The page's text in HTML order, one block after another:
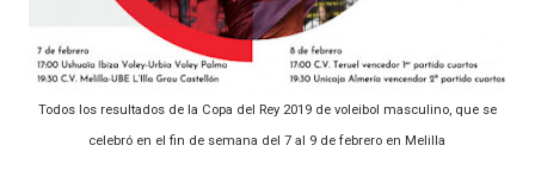
Todos los resultados de la Copa del Rey 2019 de voleibol masculino, que se
celebró en el fin de semana del 7 al 9 de febrero en Melilla